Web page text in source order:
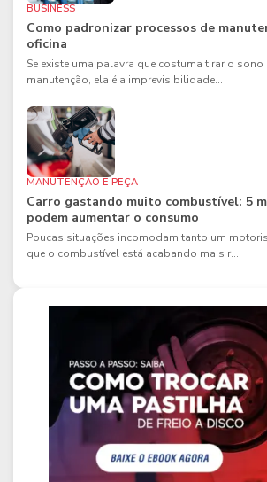
BUSINESS
Como padronizar processos de
oficina
Se existe uma palavra que costuma tirar o
manutenção, ela é a imprevisibilidade...
MANUTENÇÃO E PEÇA
Carro gastando muito combustível: 5
podem aumentar o consumo
Poucas situações incomodam tanto um
que o combustível está acabando mais r...